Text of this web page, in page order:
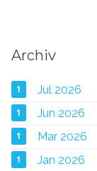
Archiv
1 Jul 2026
1 Jun 2026
1 Mar 2026
1 Jan 2026